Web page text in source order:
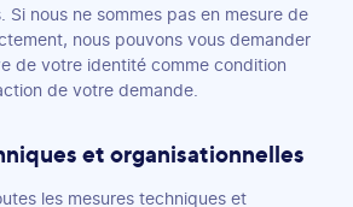
Si nous ne sommes pas en mesure de
nous pouvons vous demander
de votre identité comme condition
de votre demande.
et organisationnelles
les mesures techniques et